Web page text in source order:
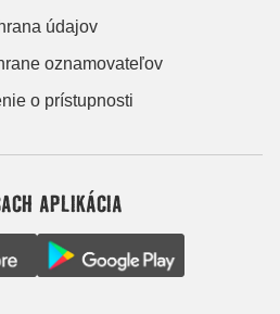
údajov
oznamovateľov
o prístupnosti
APLIKÁCIA